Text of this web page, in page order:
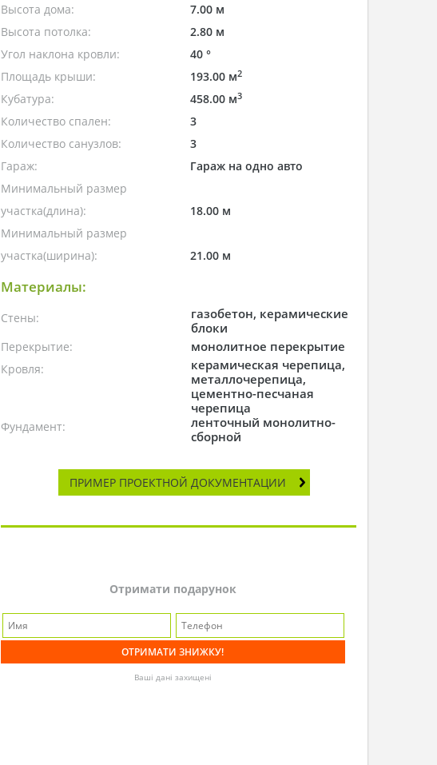
Высота дома:
7.00 м
Высота потолка:
2.80 м
Угол наклона кровли:
40 °
Площадь крыши:
193.00 м2
Кубатура: 458.00 м3
Количество спален:
3
Количество санузлов:
3
Гараж:
Гараж на одно авто
Минимальный размер
участка(длина):
18.00 м
Минимальный размер
участка(ширина):
21.00 м
Материалы:
Стены:
газобетон, керамические
блоки
Перекрытие: монолитное перекрытие
Кровля:
керамическая черепица,
металлочерепица,
цементно-песчаная
черепица
Фундамент:
ленточный монолитно-
сборной
ПРИМЕР ПРОЕКТНОЙ ДОКУМЕНТАЦИИ
Отримати подарунок
Ваші дані захищені